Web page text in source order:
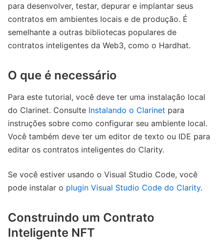
para desenvolver, testar, depurar e implantar seus
contratos em ambientes locais e de produção. É
semelhante a outras bibliotecas populares de
contratos inteligentes da Web3, como o Hardhat.
O que é necessário
Para este tutorial, você deve ter uma instalação local
do Clarinet. Consulte Instalando o Clarinet para
instruções sobre como configurar seu ambiente local.
Você também deve ter um editor de texto ou IDE para
editar os contratos inteligentes do Clarity.
Se você estiver usando o Visual Studio Code, você
pode instalar o plugin Visual Studio Code do Clarity.
Construindo um Contrato
Inteligente NFT